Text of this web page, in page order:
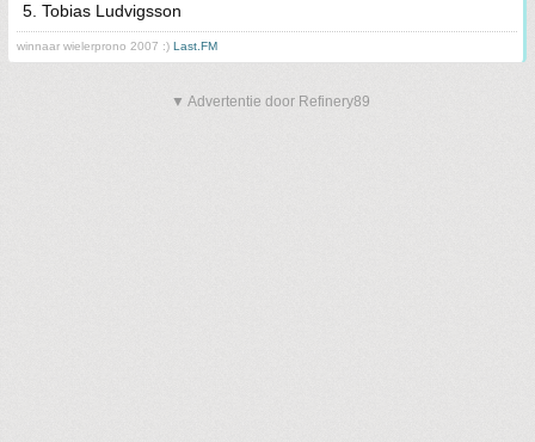
5. Tobias Ludvigsson
winnaar wielerprono 2007 :) Last.FM
▼ Advertentie door Refinery89